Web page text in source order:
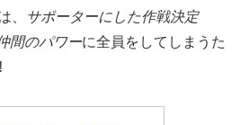
、
サポーターにした作戦決定
間のパワーに全員をしてしまうた